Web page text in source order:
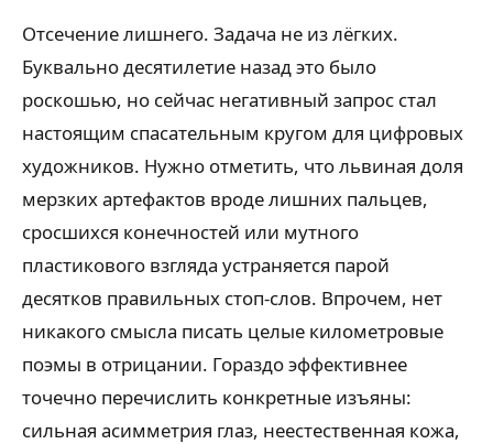
Отсечение лишнего. Задача не из лёгких.
Буквально десятилетие назад это было
роскошью, но сейчас негативный запрос стал
настоящим спасательным кругом для цифровых
художников. Нужно отметить, что львиная доля
мерзких артефактов вроде лишних пальцев,
сросшихся конечностей или мутного
пластикового взгляда устраняется парой
десятков правильных стоп-слов. Впрочем, нет
никакого смысла писать целые километровые
поэмы в отрицании. Гораздо эффективнее
точечно перечислить конкретные изъяны:
сильная асимметрия глаз, неестественная кожа,